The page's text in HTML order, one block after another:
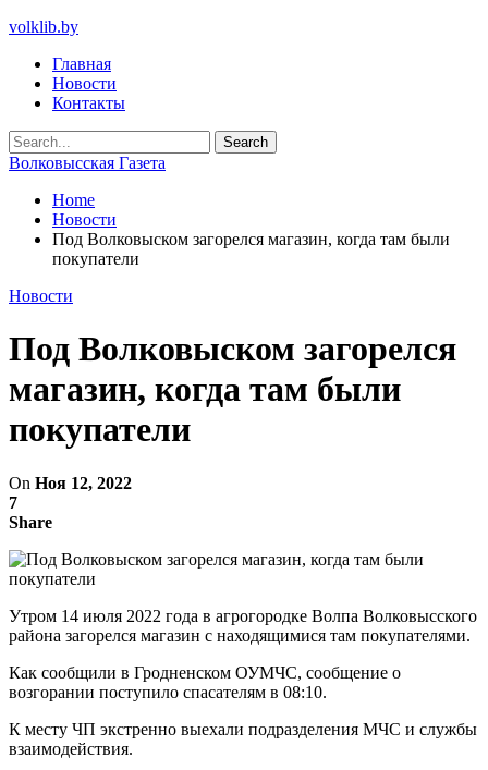
volklib.by
Главная
Новости
Контакты
Волковысская Газета
Home
Новости
Под Волковыском загорелся магазин, когда там были
покупатели
Новости
Под Волковыском загорелся
магазин, когда там были
покупатели
On Ноя 12, 2022
7
Share
Утром 14 июля 2022 года в агрогородке Волпа Волковысского
района загорелся магазин с находящимися там покупателями.
Как сообщили в Гродненском ОУМЧС, сообщение о
возгорании поступило спасателям в 08:10.
К месту ЧП экстренно выехали подразделения МЧС и службы
взаимодействия.